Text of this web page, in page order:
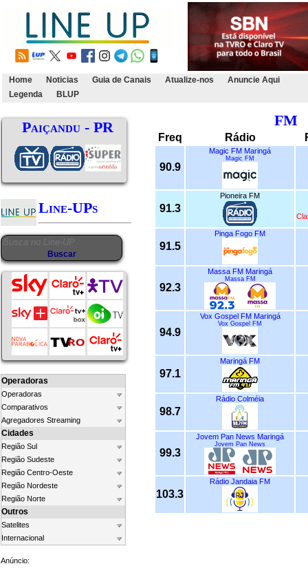
Home Noticias Guia de Canais Atualize-nos
Anuncie Aqui
Legenda
BLUP
Paiçandu - PR
Line-UPs
Operadoras
Operadoras
Comparativos
Agregadores Streaming
Cidades
Região Sul
Região Sudeste
Região Centro-Oeste
Região Nordeste
Região Norte
Outros
Satelites
Internacional
Anúncio:
FM
Freq Rádio
90.9
Magic FM Maringá
Magic FM
91.3
Pioneira FM
91.5
Pinga Fogo FM
92.3
Massa FM Maringá
Massa FM
94.9
Vox Gospel FM Maringá
Vox Gospel FM
97.1
Maringá FM
98.7
Rádio Colméia
99.3
Jovem Pan News Maringá
Jovem Pan News
103.3
Rádio Jandaia FM